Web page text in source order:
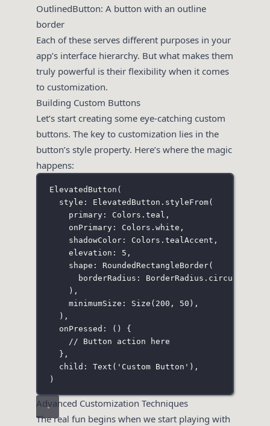
OutlinedButton: A button with an outline
border
Each of these serves different purposes in your
app’s interface hierarchy. But what makes them
truly powerful is their flexibility when it comes
to customization.
Building Custom Buttons
Let’s start creating some eye-catching custom
buttons. The key to customization lies in the
button’s style property. Here’s where the magic
happens:
ElevatedButton (
style : ElevatedButton . styleFrom(
primary: Colors .teal,
onPrimary: Colors .white,
shadowColor: Colors .tealAccent,
elevation : 5 ,
shape : RoundedRectangleBorder(
borderRadius : BorderRadius . circular
),
minimumSize : Size ( 200 , 50 ),
),
onPressed :
() {
// Button action here
},
child : Text ( 'Custom Button' ),
)
Advanced Customization Techniques
The real fun begins when we start playing with